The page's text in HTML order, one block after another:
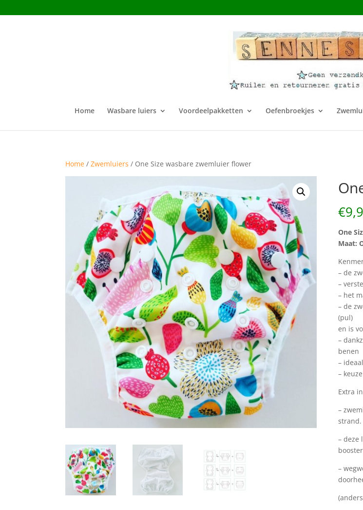
Home Wasbare luiers Voordeelpakketten Oefenbroekjes
Home /Zwemluiers / One Size wasbare zwemluier flower
€
One
Maat:
– de
–
– het
– de
(pul)
en is
–
benen
–
–
Extra
–
strand.
– deze
–